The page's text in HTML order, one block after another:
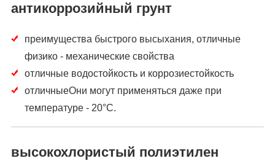
антикоррозийный грунт
преимущества быстрого высыхания, отличные
физико - механические свойства
отличные водостойкость и коррозиестойкость
отличныеОни могут применяться даже при
температуре - 20°C.
высокохлористый полиэтилен